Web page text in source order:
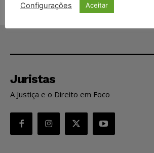
Juristas
A Justiça e o Direito em Foco
Configurações Aceitar